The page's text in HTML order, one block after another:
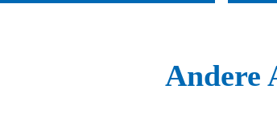
Andere